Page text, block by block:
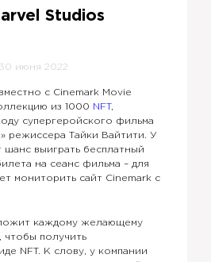
Studios
30 июня 2022
с Cinemark Movie
из 1000 NFT,
супергеройского фильма
режиссера Тайки Вайтити. У
выиграть бесплатный
на сеанс фильма – для
мониторить сайт Cinemark с
каждому желающему
чтобы получить
NFT. К слову, у компании